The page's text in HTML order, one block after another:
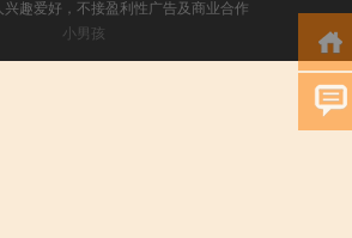
趣爱好，不接盈利性广告及商业合作
小男孩